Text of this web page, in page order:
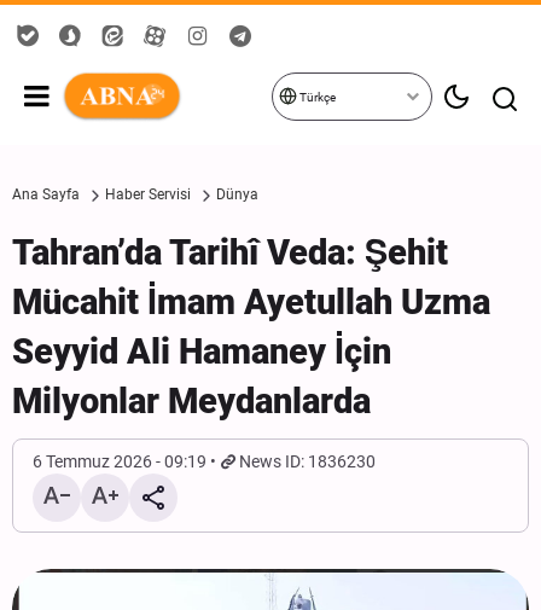
Türkçe
Ana Sayfa Haber Servisi Dünya
Tahran’da Tarihî Veda: Şehit
Mücahit İmam Ayetullah Uzma
Seyyid Ali Hamaney İçin
Milyonlar Meydanlarda
6 Temmuz 2026 - 09:19 News ID: 1836230